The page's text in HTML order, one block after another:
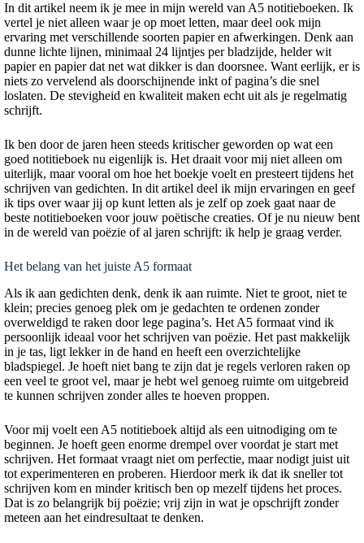
In dit artikel neem ik je mee in mijn wereld van A5 notitieboeken. Ik
vertel je niet alleen waar je op moet letten, maar deel ook mijn
ervaring met verschillende soorten papier en afwerkingen. Denk aan
dunne lichte lijnen, minimaal 24 lijntjes per bladzijde, helder wit
papier en papier dat net wat dikker is dan doorsnee. Want eerlijk, er is
niets zo vervelend als doorschijnende inkt of pagina’s die snel
loslaten. De stevigheid en kwaliteit maken echt uit als je regelmatig
schrijft.
Ik ben door de jaren heen steeds kritischer geworden op wat een
goed notitieboek nu eigenlijk is. Het draait voor mij niet alleen om
uiterlijk, maar vooral om hoe het boekje voelt en presteert tijdens het
schrijven van gedichten. In dit artikel deel ik mijn ervaringen en geef
ik tips over waar jij op kunt letten als je zelf op zoek gaat naar de
beste notitieboeken voor jouw poëtische creaties. Of je nu nieuw bent
in de wereld van poëzie of al jaren schrijft: ik help je graag verder.
Het belang van het juiste A5 formaat
Als ik aan gedichten denk, denk ik aan ruimte. Niet te groot, niet te
klein; precies genoeg plek om je gedachten te ordenen zonder
overweldigd te raken door lege pagina’s. Het A5 formaat vind ik
persoonlijk ideaal voor het schrijven van poëzie. Het past makkelijk
in je tas, ligt lekker in de hand en heeft een overzichtelijke
bladspiegel. Je hoeft niet bang te zijn dat je regels verloren raken op
een veel te groot vel, maar je hebt wel genoeg ruimte om uitgebreid
te kunnen schrijven zonder alles te hoeven proppen.
Voor mij voelt een A5 notitieboek altijd als een uitnodiging om te
beginnen. Je hoeft geen enorme drempel over voordat je start met
schrijven. Het formaat vraagt niet om perfectie, maar nodigt juist uit
tot experimenteren en proberen. Hierdoor merk ik dat ik sneller tot
schrijven kom en minder kritisch ben op mezelf tijdens het proces.
Dat is zo belangrijk bij poëzie; vrij zijn in wat je opschrijft zonder
meteen aan het eindresultaat te denken.